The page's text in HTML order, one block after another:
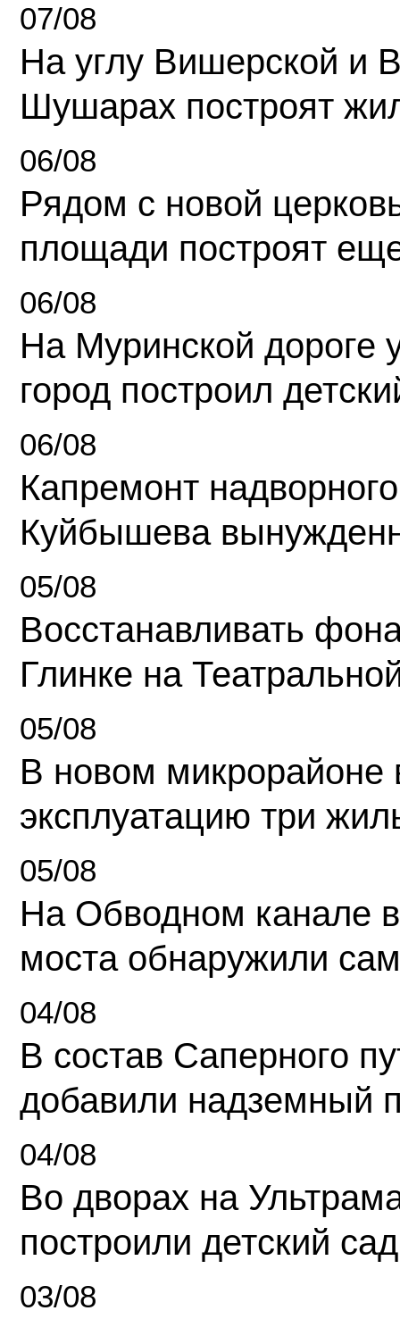
07/08
На углу Вишерской и
Шушарах построят
06/08
Рядом с новой
площади построят
06/08
На Муринской дороге
город построил
06/08
Капремонт
Куйбышева
05/08
Восстанавливать
Глинке на
05/08
В новом микрорайоне
эксплуатацию три
05/08
На Обводном канале
моста обнаружили
04/08
В состав Саперного
добавили надземный
04/08
Во дворах на
построили детский сад
03/08